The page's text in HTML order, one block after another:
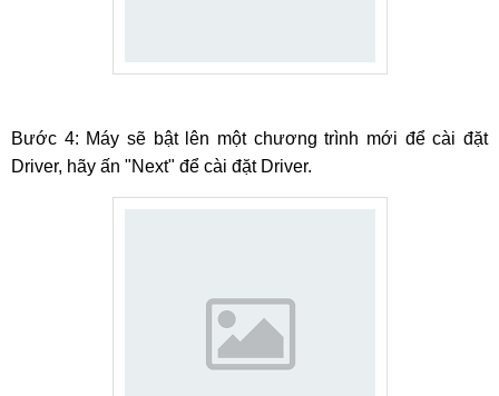
Bước 4: Máy sẽ bật lên một chương trình mới để cài đặt
Driver, hãy ấn "Next" để cài đặt Driver.